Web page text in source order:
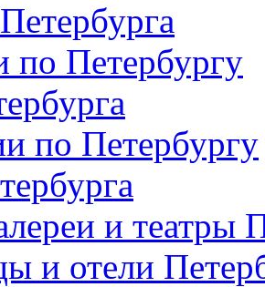
по Петербургу
по Петербургу
и театры
и отели